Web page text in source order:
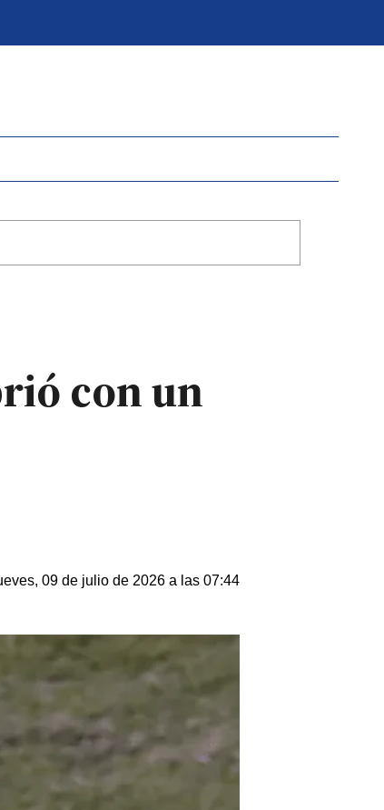
con un
09 de julio de 2026 a las 07:44